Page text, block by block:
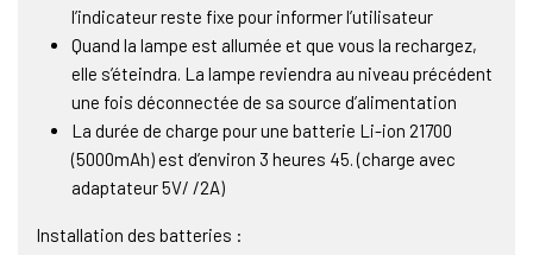
l’indicateur reste fixe pour informer l’utilisateur
Quand la lampe est allumée et que vous la rechargez,
elle s’éteindra. La lampe reviendra au niveau précédent
une fois déconnectée de sa source d’alimentation
La durée de charge pour une batterie Li-ion 21700
(5000mAh) est d’environ 3 heures 45. (charge avec
adaptateur 5V/ /2A)
Installation des batteries :